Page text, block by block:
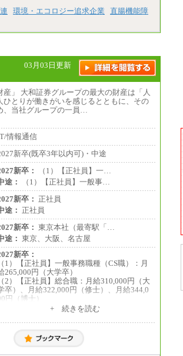
経験、能力を考慮の上、当社規定によ
別途、Workstyle支援金(月額4,000円）
環境・エコロジー追求企業
直腸機能障
03月03日更新
産」 大和証券グループの最大の財産は「人
ひとりが働きがいを感じるとともに、その
、当社グループの一員…
情報通信
新卒(既卒3年以内可)・中途
新卒：
（1）【正社員】一…
途：
（1）【正社員】一般事…
新卒： 正社員
途： 正社員
新卒： 東京本社（最寄駅「…
途： 東京、大阪、名古屋
新卒：
（1）【正社員】一般事務職種（CS職）：月
265,000円（大学卒）
（2）【正社員】総合職：月給310,000円（大
卒）、月給322,000円（修士）、月給344,0
円（博士）
※見習期間（試用期間、3か月）も給与に変
はございません。
般事務職種（CS職）の大学院修了者は大
卒の金額を最低額とし、
+ 続きを読む